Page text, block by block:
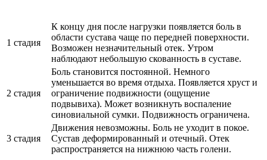
1 стадия
К концу дня после нагрузки появляется боль в
области сустава чаще по передней поверхности.
Возможен незначительный отек. Утром
наблюдают небольшую скованность в суставе.
2 стадия
Боль становится постоянной. Немного
уменьшается во время отдыха. Появляется хруст и
ограничение подвижности (ощущение
подвывиха). Может возникнуть воспаление
синовиальной сумки. Подвижность ограничена.
3 стадия
Движения невозможны. Боль не уходит в покое.
Сустав деформированный и отечный. Отек
распространяется на нижнюю часть голени.